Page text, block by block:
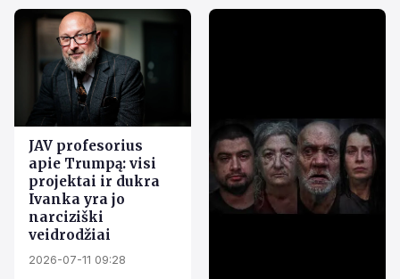
JAV profesorius
apie Trumpą: visi
projektai ir dukra
Ivanka yra jo
narciziški
veidrodžiai
2026-07-11 09:28